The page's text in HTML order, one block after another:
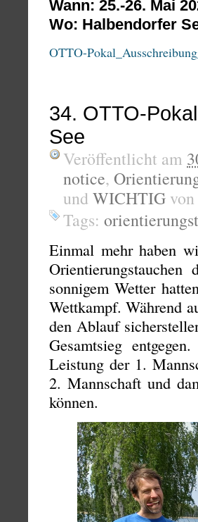
Wann: 25.-26. Mai
Wo: Halbendorfer
OTTO-
34. OTTO-
See
Veröffentlicht am
notice,
und WICHTIG von
Tags:
Einmal mehr haben
sonnigem Wetter
Wettkampf. Während
den Ablauf
Gesamtsieg
Leistung der 1.
2. Mannschaft und
können.